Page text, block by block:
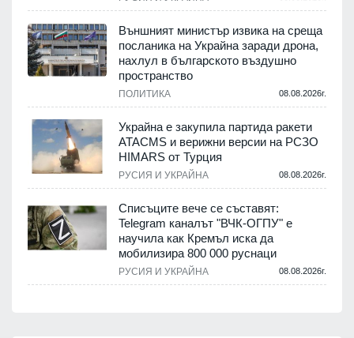
Външният министър извика на среща
посланика на Украйна заради дрона,
нахлул в българското въздушно
пространство
ПОЛИТИКА 08.08.2026г.
Украйна е закупила партида ракети
ATACMS и верижни версии на РСЗО
HIMARS от Турция
РУСИЯ И УКРАЙНА 08.08.2026г.
Списъците вече се съставят:
Telegram каналът "ВЧК-ОГПУ" е
научила как Кремъл иска да
мобилизира 800 000 руснаци
РУСИЯ И УКРАЙНА 08.08.2026г.